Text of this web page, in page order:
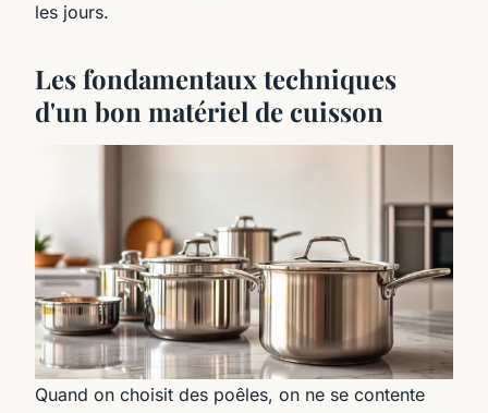
les jours.
Les fondamentaux techniques
d'un bon matériel de cuisson
Quand on choisit des poêles, on ne se contente